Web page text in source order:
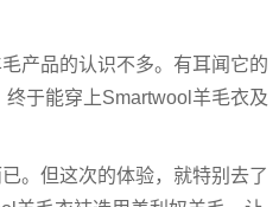
产品的认识不多。有耳闻它的
于能穿上Smartwool羊毛衣及
。但这次的体验，就特别去了